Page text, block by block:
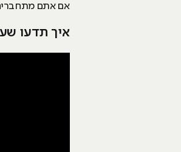
אם אתם
איך תדעו